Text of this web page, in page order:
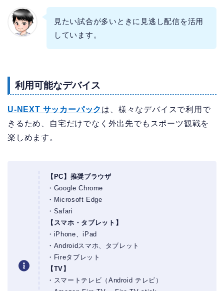
見たい試合が多いときに見逃し配信を活用
しています。
利用可能なデバイス
U-NEXT サッカーパック は、様々なデバイスで利用で
きるため、自宅だけでなく外出先でもスポーツ観戦を
楽しめます。
【PC】推奨ブラウザ
・Google Chrome
・Microsoft Edge
・Safari
【スマホ・タブレット】
・iPhone、iPad
・Androidスマホ、タブレット
・Fireタブレット
【TV】
・スマートテレビ（Android テレビ）